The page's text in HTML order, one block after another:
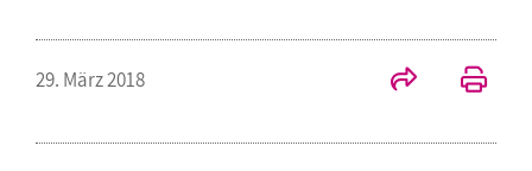
29. März 2018